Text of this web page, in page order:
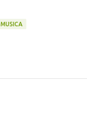
MUSICA